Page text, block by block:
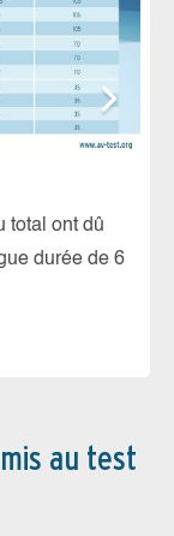
total ont dû
durée de 6
au test